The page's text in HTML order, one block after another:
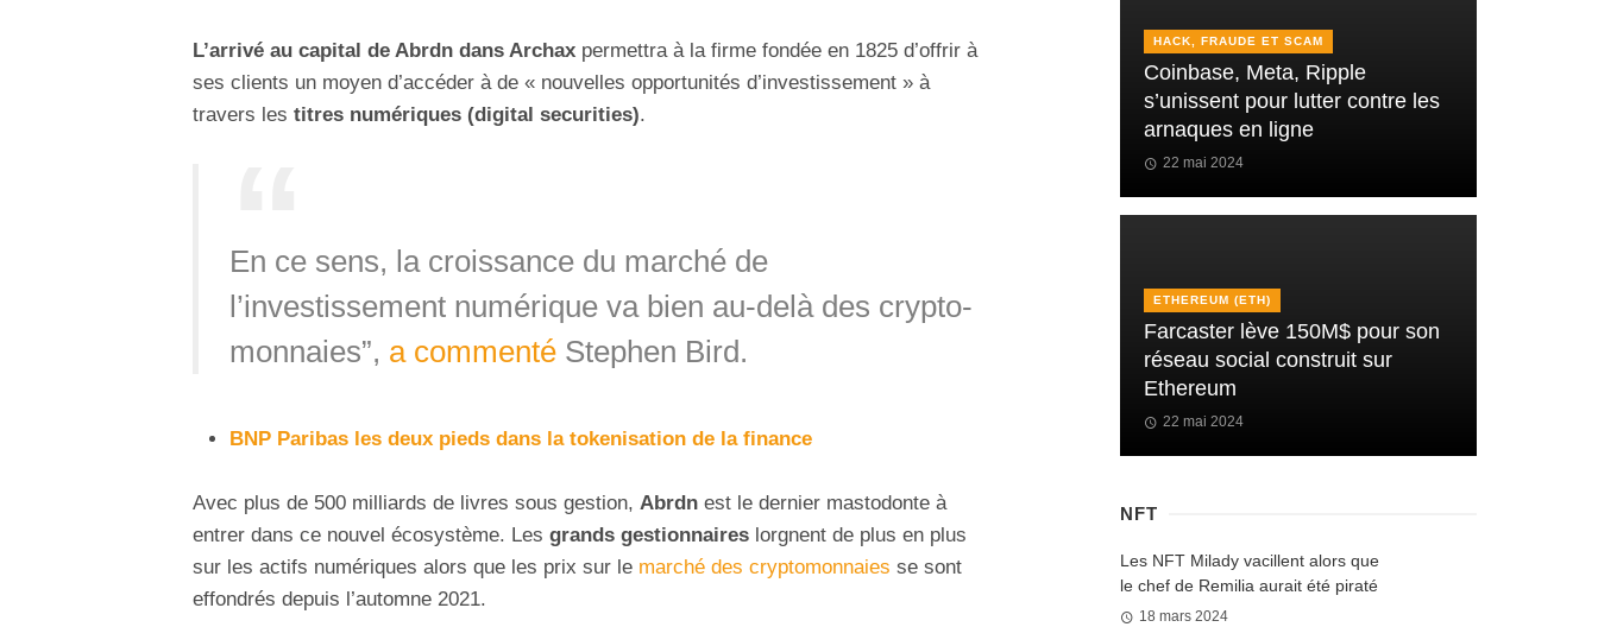
L’arrivé au capital de Abrdn dans Archax permettra à la firme fondée en 1825 d’offrir à
ses clients un moyen d’accéder à de « nouvelles opportunités d’investissement » à
travers les titres numériques (digital securities).
En ce sens, la croissance du marché de
l’investissement numérique va bien au-delà des crypto-
monnaies”, a commentéStephen Bird.
BNP Paribas les deux pieds dans la tokenisation de la finance
Avec plus de 500 milliards de livres sous gestion, Abrdn est le dernier mastodonte à
entrer dans ce nouvel écosystème. Les grands gestionnaires lorgnent de plus en plus
sur les actifs numériques alors que les prix sur le marché des cryptomonnaies se sont
effondrés depuis l’automne 2021.
HACK, FRAUDE ET SCAM
Coinbase, Meta, Ripple
s’unissent pour lutter contre les
arnaques en ligne
22 mai 2024
ETHEREUM (ETH)
Farcaster lève 150M$ pour son
réseau social construit sur
Ethereum
22 mai 2024
NFT
Les NFT Milady vacillent alors que
le chef de Remilia aurait été piraté
18 mars 2024